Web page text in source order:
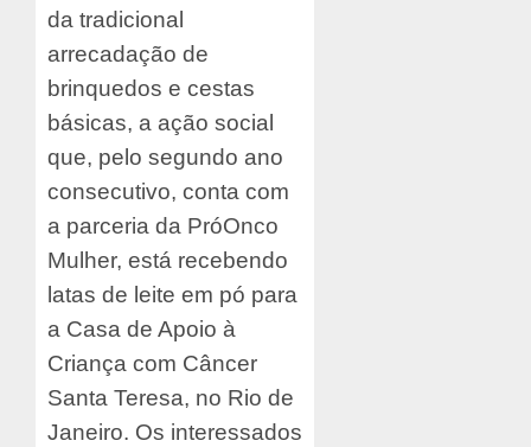
da tradicional
arrecadação de
brinquedos e cestas
básicas, a ação social
que, pelo segundo ano
consecutivo, conta com
a parceria da PróOnco
Mulher, está recebendo
latas de leite em pó para
a Casa de Apoio à
Criança com Câncer
Santa Teresa, no Rio de
Janeiro. Os interessados